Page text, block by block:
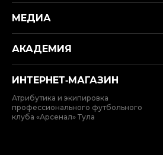
МЕДИА
АКАДЕМИЯ
ИНТЕРНЕТ‑МАГАЗИН
Атрибутика и экипировка
профессионального футбольного
клуба «Арсенал» Тула